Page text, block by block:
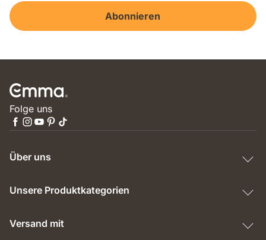
Abonnieren
Folge uns
Über uns
Unsere Produktkategorien
Versand mit